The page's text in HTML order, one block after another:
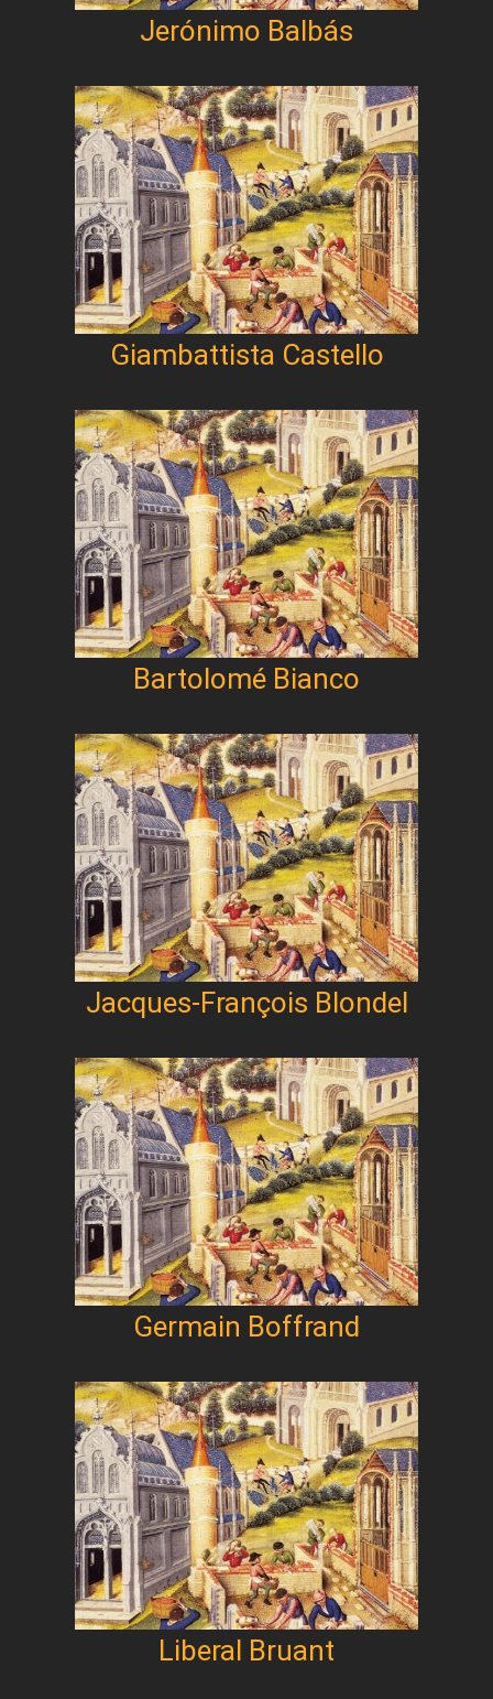
Jerónimo Balbás
Giambattista Castello
Bartolomé Bianco
Jacques-François Blondel
Germain Boffrand
Liberal Bruant